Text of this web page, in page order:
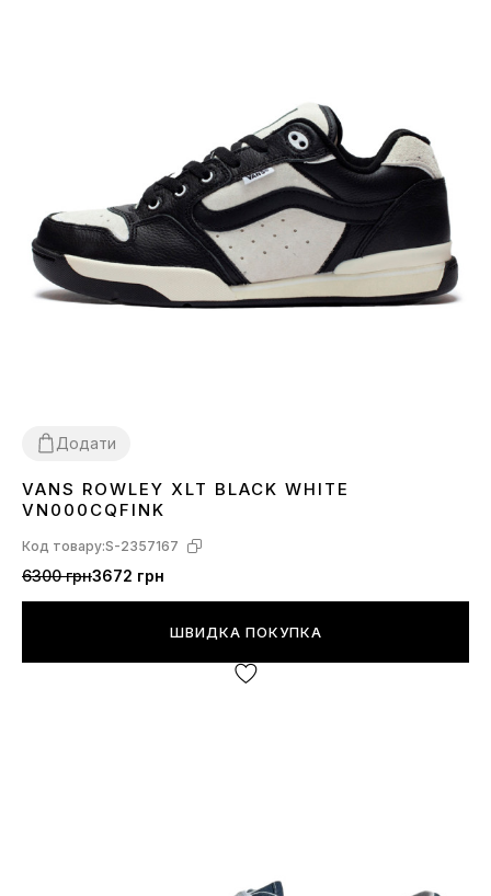
Додати
3738 4041 42 4344 45
VANS ROWLEY XLT BLACK WHITE
VN000CQFINK
Код товару:S-2357167
6300 грн3672 грн
ШВИДКА ПОКУПКА